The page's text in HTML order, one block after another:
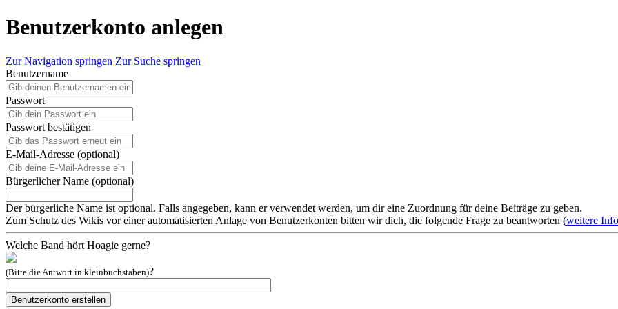
Benutzerkonto anlegen
Zur Navigation springen Zur Suche springen
Benutzername
Passwort
Passwort bestätigen
E-Mail-Adresse (optional)
Bürgerlicher Name (optional)
Der bürgerliche Name ist optional. Falls angegeben, kann er verwendet werden, um dir eine Zuordnung für deine Beiträge zu geben.
Zum Schutz des Wikis vor einer automatisierten Anlage von Benutzerkonten bitten wir dich, die folgende Frage zu beantworten (weitere
Welche Band hört Hoagie gerne?
(Bitte die Antwort in kleinbuchstaben)?
Benutzerkonto erstellen